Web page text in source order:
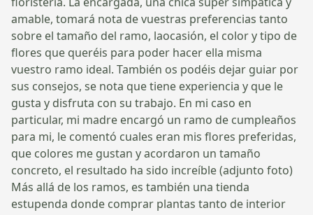
amable, tomará nota de vuestras preferencias tanto
sobre el tamaño del ramo, laocasión, el color y tipo de
flores que queréis para poder hacer ella misma
vuestro ramo ideal. También os podéis dejar guiar por
sus consejos, se nota que tiene experiencia y que le
gusta y disfruta con su trabajo. En mi caso en
particular, mi madre encargó un ramo de cumpleaños
para mi, le comentó cuales eran mis flores preferidas,
que colores me gustan y acordaron un tamaño
concreto, el resultado ha sido increíble (adjunto foto)
Más allá de los ramos, es también una tienda
estupenda donde comprar plantas tanto de interior